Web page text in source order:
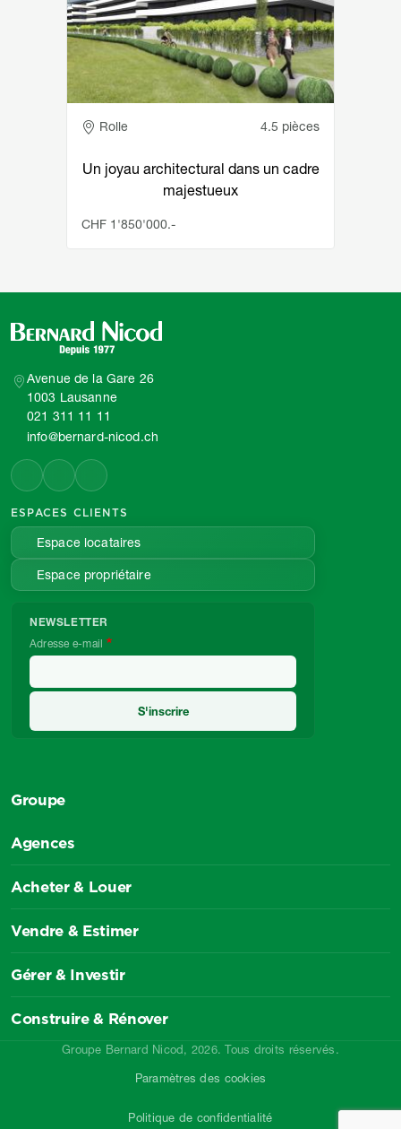
Adresse
Rolle 4.5 pièces
Un joyau architectural dans un cadre
majestueux
CHF 1'850'000.-
Avenue de la Gare 26
1003 Lausanne
021 311 11 11
info@bernard-nicod.ch
ESPACES CLIENTS
Espace locataires
Espace propriétaire
NEWSLETTER
Adresse e-mail
Groupe
Agences
Acheter & Louer
Vendre & Estimer
Gérer & Investir
Construire & Rénover
Groupe Bernard Nicod, 2026. Tous droits réservés.
Paramètres des cookies
Politique de confidentialité